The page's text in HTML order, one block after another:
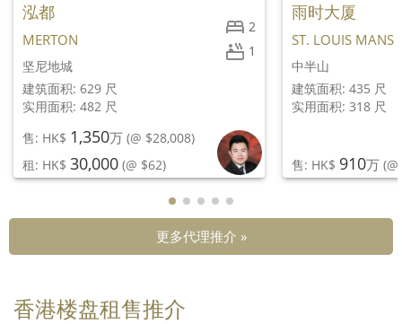
2
1
泓都
MERTON
坚尼地城
建筑面积: 629 尺
实用面积: 482 尺
售: HK$ 1,350万 (@ $28,008)
租: HK$ 30,000 (@ $62)
雨时大厦
ST. LOUIS MANS
中半山
建筑面积: 435 尺
实用面积: 318 尺
售: HK$ 910万
更多代理推介 »
香港楼盘租售推介